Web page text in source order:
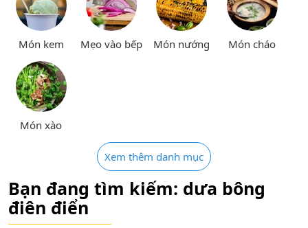
Món kem Mẹo vào bếp Món nướng Món cháo
Món xào
Xem thêm danh mục
Bạn đang tìm kiếm: dưa bông
điên điển